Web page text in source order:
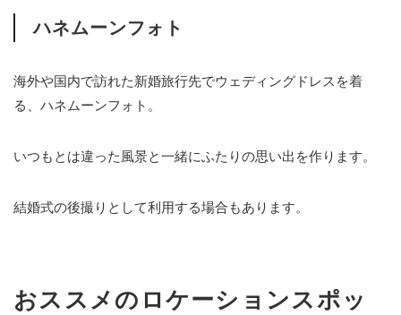
ハネムーンフォト
海外や国内で訪れた新婚旅行先でウェディングドレスを着
る、ハネムーンフォト。
いつもとは違った風景と一緒にふたりの思い出を作ります。
結婚式の後撮りとして利用する場合もあります。
おススメのロケーションスポッ